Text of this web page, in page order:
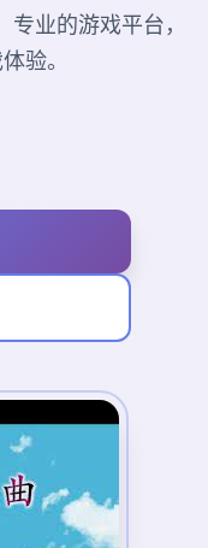
业的游戏平台，
验。